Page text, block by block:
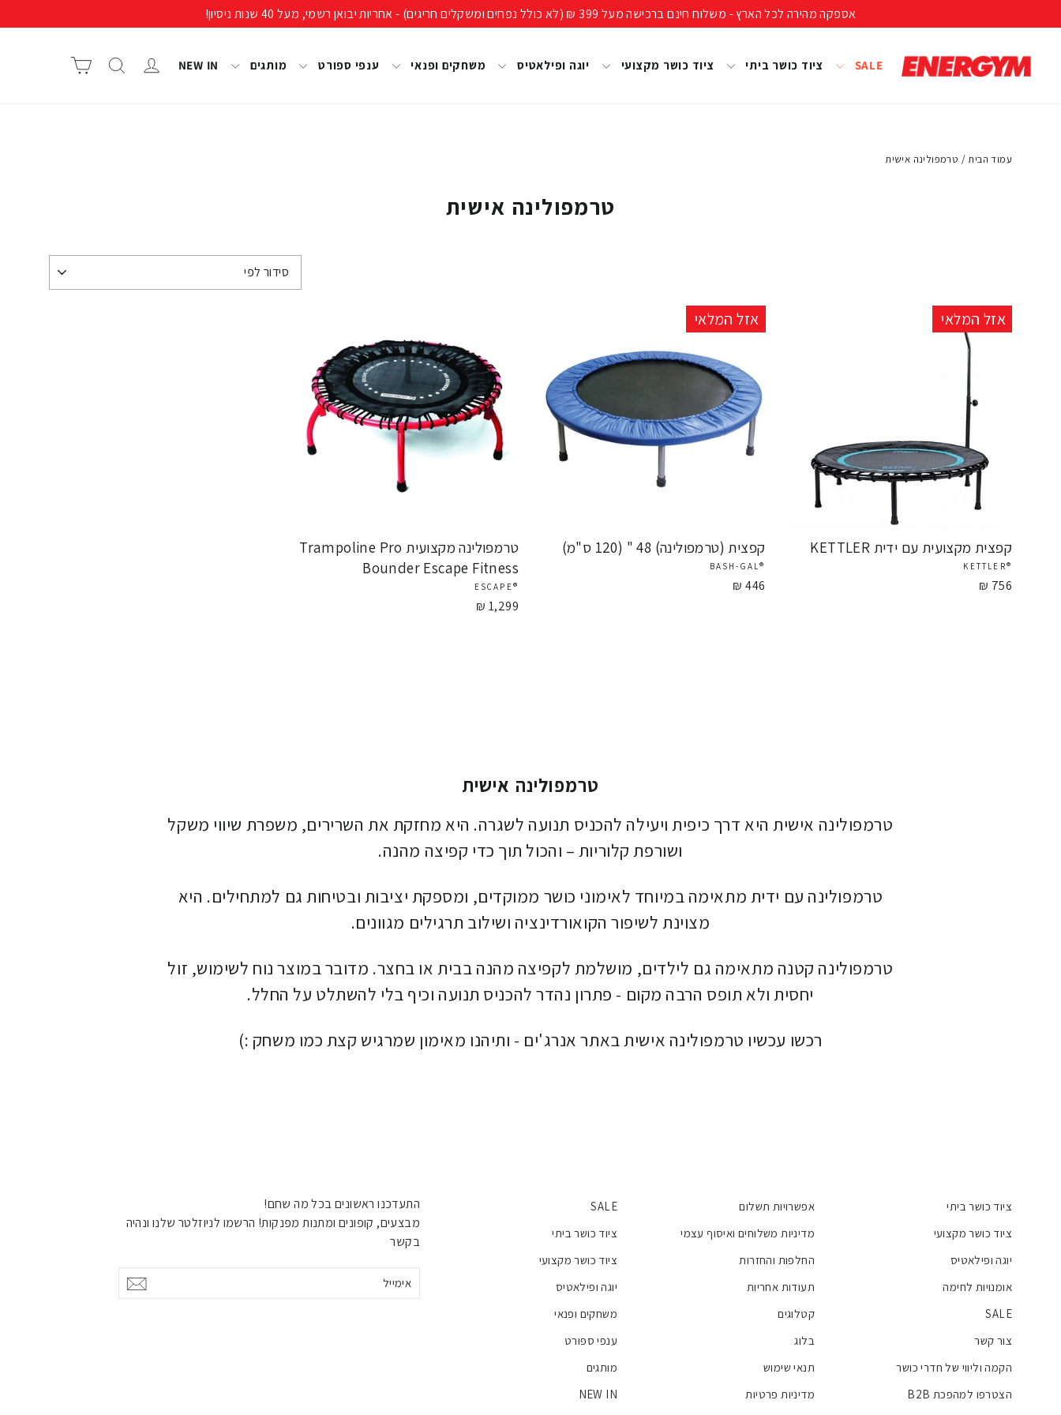
קריאה
אספקה מהירה לכל הארץ - משלוח חינם ברכישה מעל 399 ₪ (לא כולל נפחים ומשקלים חריגים) - אחריות יבואן רשמי, מעל 40 שנות ניסיון!
SALE ציוד כושר ביתי ציוד כושר מקצועי יוגה ופילאטיס משחקים ופנאי ענפי ספורט מותגים NEW IN התחבר/י חיפוש
עמוד הבית / טרמפולינה אישית
טרמפולינה אישית
אזל המלאי
קפצית מקצועית עם ידית KETTLER
®KETTLER
756 ₪
אזל המלאי
קפצית (טרמפולינה) 48 " (120 ס"מ)
®BASH-GAL
446 ₪
טרמפולינה מקצועית Trampoline Pro
Bounder Escape Fitness
®ESCAPE
1,299 ₪
טרמפולינה אישית
טרמפולינה אישית היא דרך כיפית ויעילה להכניס תנועה לשגרה. היא מחזקת את השרירים, משפרת שיווי משקל
ושורפת קלוריות – והכול תוך כדי קפיצה מהנה.
טרמפולינה עם ידית מתאימה במיוחד לאימוני כושר ממוקדים, ומספקת יציבות ובטיחות גם למתחילים. היא
מצוינת לשיפור הקואורדינציה ושילוב תרגילים מגוונים.
טרמפולינה קטנה מתאימה גם לילדים, מושלמת לקפיצה מהנה בבית או בחצר. מדובר במוצר נוח לשימוש, זול
יחסית ולא תופס הרבה מקום - פתרון נהדר להכניס תנועה וכיף בלי להשתלט על החלל.
רכשו עכשיו טרמפולינה אישית באתר אנרג'ים - ותיהנו מאימון שמרגיש קצת כמו משחק :)
ציוד כושר ביתי
ציוד כושר מקצועי
יוגה ופילאטיס
אומנויות לחימה
SALE
צור קשר
הקמה וליווי של חדרי כושר
הצטרפו למהפכת B2B
אפשרויות תשלום
מדיניות משלוחים ואיסוף עצמי
החלפות והחזרות
תעודות אחריות
קטלוגים
בלוג
תנאי שימוש
מדיניות פרטיות
SALE
ציוד כושר ביתי
ציוד כושר מקצועי
יוגה ופילאטיס
משחקים ופנאי
ענפי ספורט
מותגים
NEW IN
התעדכנו ראשונים בכל מה שחם!
מבצעים, קופונים ומתנות מפנקות! הרשמו לניוזלטר שלנו ונהיה
בקשר
אימייל